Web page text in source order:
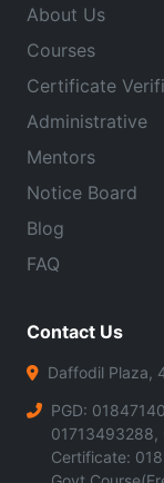
About Us
Courses
Certificate
Administrative
Mentors
Notice Board
Blog
FAQ
Contact Us
Daffodil Plaza,
PGD:
01713493288,
Certificate: